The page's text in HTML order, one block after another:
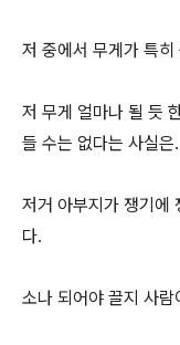
저 중에서 무게가 특
저 무게 얼마나 될 듯
들 수는 없다는 사실은.
저거 아부지가 쟁기에
다.
소나 되어야 끌지 사람